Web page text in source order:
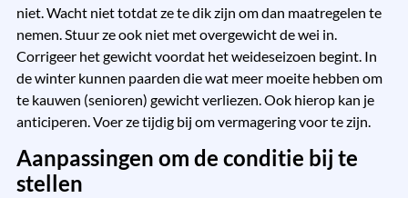
niet. Wacht niet totdat ze te dik zijn om dan maatregelen te
nemen. Stuur ze ook niet met overgewicht de wei in.
Corrigeer het gewicht voordat het weideseizoen begint. In
de winter kunnen paarden die wat meer moeite hebben om
te kauwen (senioren) gewicht verliezen. Ook hierop kan je
anticiperen. Voer ze tijdig bij om vermagering voor te zijn.
Aanpassingen om de conditie bij te
stellen